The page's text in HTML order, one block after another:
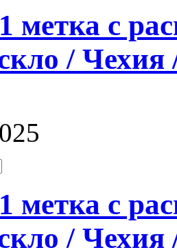
метка с
/ Чехия
метка с
/ Чехия